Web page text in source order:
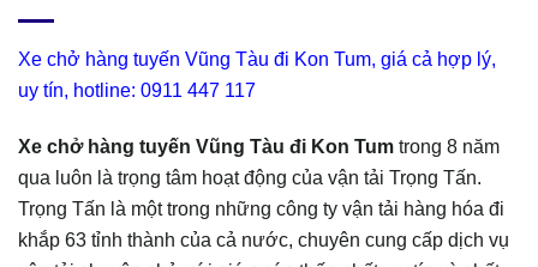
Xe chở hàng tuyến Vũng Tàu đi Kon Tum, giá cả hợp lý,
uy tín, hotline: 0911 447 117
Xe chở hàng tuyến Vũng Tàu đi Kon Tum trong 8 năm
qua luôn là trọng tâm hoạt động của vận tải Trọng Tấn.
Trọng Tấn là một trong những công ty vận tải hàng hóa đi
khắp 63 tỉnh thành của cả nước, chuyên cung cấp dịch vụ